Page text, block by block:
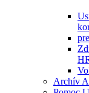
Archív